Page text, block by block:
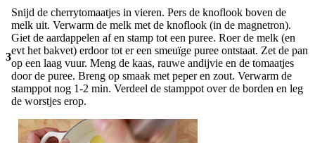
3
Snijd de cherrytomaatjes in vieren. Pers de knoflook boven de
melk uit. Verwarm de melk met de knoflook (in de magnetron).
Giet de aardappelen af en stamp tot een puree. Roer de melk (en
evt het bakvet) erdoor tot er een smeuïge puree ontstaat. Zet de pan
op een laag vuur. Meng de kaas, rauwe andijvie en de tomaatjes
door de puree. Breng op smaak met peper en zout. Verwarm de
stamppot nog 1-2 min. Verdeel de stamppot over de borden en leg
de worstjes erop.